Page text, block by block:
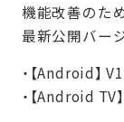
機能改善のた
最新公開バー
・【Android】
・【Android TV